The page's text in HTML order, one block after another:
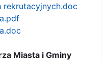
Miasta i Gminy